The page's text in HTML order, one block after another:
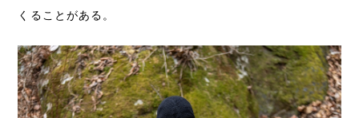
くることがある。